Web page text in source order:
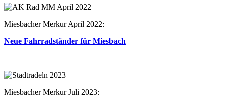
Miesbacher Merkur April 2022:
Neue Fahrradständer für Miesbach
Miesbacher Merkur Juli 2023: